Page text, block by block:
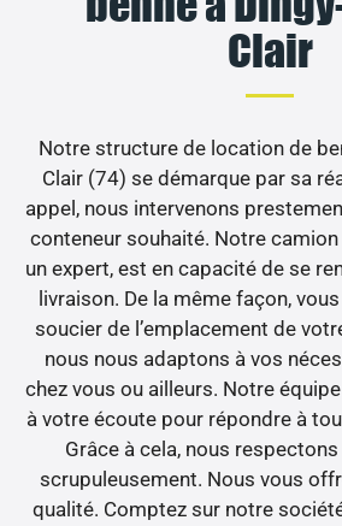
Clair
Notre structure de location de
Clair (74) se démarque par sa
appel, nous intervenons
conteneur souhaité. Notre
un expert, est en capacité de se
livraison. De la même façon, vous
soucier de l’emplacement de
nous nous adaptons à vos
chez vous ou ailleurs. Notre
à votre écoute pour répondre à
Grâce à cela, nous
scrupuleusement. Nous vous
qualité. Comptez sur notre